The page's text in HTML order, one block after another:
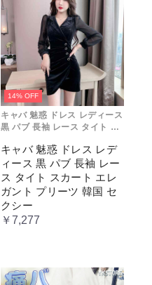
14% OFF
キャバ 魅惑 ドレス レディース
黒 パブ 長袖 レース タイト ス
国 セクシー
キャバ 魅惑 ドレス レデ
ィース 黒 パブ 長袖 レー
ス タイト スカート エレ
ガント プリーツ 韓国 セ
クシー
￥7,277